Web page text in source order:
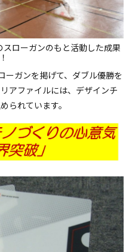
スローガンのもと活動した成果
ーガンを掲げて、ダブル優勝を
アファイルには、デザインチ
られています。